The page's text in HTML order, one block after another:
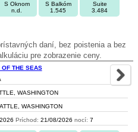
S Oknom
n.d.
S Balkóm
1.545
Suite
3.484
daní, bez poistenia a bez
pre zobrazenie ceny.
OF THE SEAS
WASHINGTON
WASHINGTON
Príchod: 21/08/2026 nocí: 7